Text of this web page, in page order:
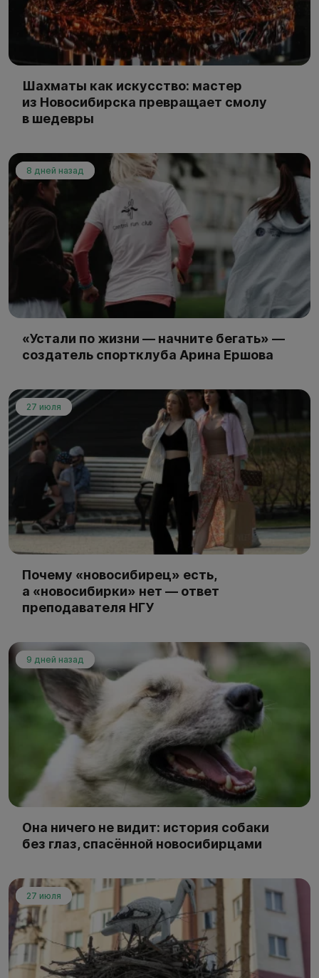
Шахматы как искусство: мастер
из Новосибирска превращает смолу
в шедевры
8 дней назад
«Устали по жизни — начните бегать» —
создатель спортклуба Арина Ершова
27 июля
Почему «новосибирец» есть,
а «новосибирки» нет — ответ
преподавателя НГУ
9 дней назад
Она ничего не видит: история собаки
без глаз, спасённой новосибирцами
27 июля